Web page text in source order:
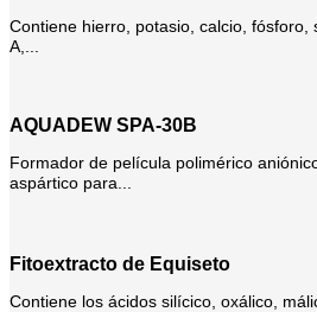
Contiene hierro, potasio, calcio, fósforo,
A,...
AQUADEW SPA-30B
Formador de película polimérico
aspártico para...
Fitoextracto de Equiseto
Contiene los ácidos silícico, oxálico,